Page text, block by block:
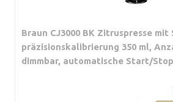
Braun CJ3000 BK Zitruspresse mit
präzisionskalibrierung 350 ml,
dimmbar, automatische Start/